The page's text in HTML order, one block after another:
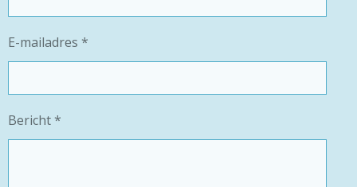
E-mailadres *
Bericht *